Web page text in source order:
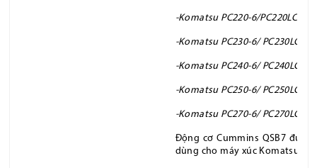
-Komatsu PC220-6/PC220LC-6/
-Komatsu PC230-6/ PC230LC-6/
-Komatsu PC240-6/ PC240LC-6/
-Komatsu PC250-6/ PC250LC-6/
-Komatsu PC270-6/ PC270LC-6/
Động cơ Cummins QSB7
dùng cho máy xúc Komatsu